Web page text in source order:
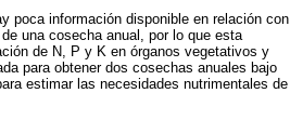
poca información disponible en relación con
una cosecha anual, por lo que esta
de N, P y K en órganos vegetativos y
para obtener dos cosechas anuales bajo
estimar las necesidades nutrimentales de